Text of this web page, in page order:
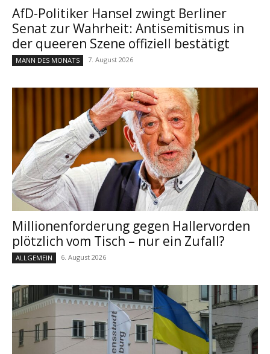
AfD-Politiker Hansel zwingt Berliner
Senat zur Wahrheit: Antisemitismus in
der queeren Szene offiziell bestätigt
MANN DES MONATS 7. August 2026
Millionenforderung gegen Hallervorden
plötzlich vom Tisch – nur ein Zufall?
ALLGEMEIN 6. August 2026